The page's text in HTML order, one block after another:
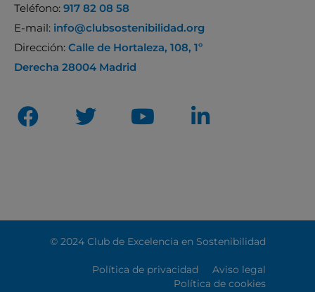
Teléfono: 917 82 08 58
E-mail: info@clubsostenibilidad.org
Dirección: Calle de Hortaleza, 108, 1º
Derecha 28004 Madrid
© 2024 Club de Excelencia en Sostenibilidad
Política de privacidad
Aviso legal
Política de cookies